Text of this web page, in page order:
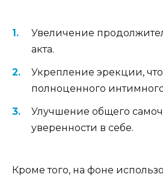
Увеличение
акта.
Укрепление эрекции,
полноценного
Улучшение общего
уверенности в себе.
Кроме того, на фоне